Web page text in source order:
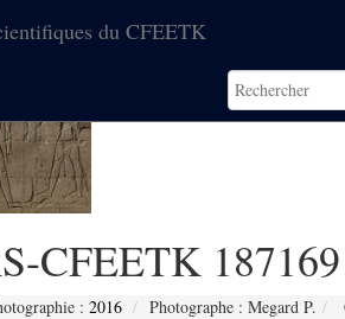
du CFEETK
CFEETK 187169
: 2016 Photographe : Megard P.